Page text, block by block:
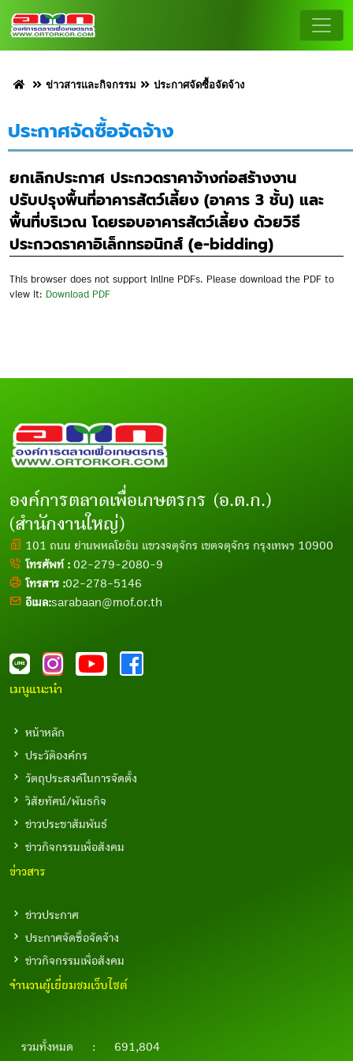
ข่าวสารและกิจกรรม ประกาศจัดซื้อจัดจ้าง
ประกาศจัดซื้อจัดจ้าง
ยกเลิกประกาศ ประกวดราคาจ้างก่อสร้างงาน
ปรับปรุงพื้นที่อาคารสัตว์เลี้ยง (อาคาร 3 ชั้น) และ
พื้นที่บริเวณ โดยรอบอาคารสัตว์เลี้ยง ด้วยวิธี
ประกวดราคาอิเล็กทรอนิกส์ (e-bidding)
This browser does not support inline PDFs. Please download the PDF to
view it: Download PDF
องค์การตลาดเพื่อเกษตรกร (อ.ต.ก.)
(สำนักงานใหญ่)
101 ถนน ย่านพหลโยธิน แขวงจตุจักร เขตจตุจักร กรุงเทพฯ 10900
โทรศัพท์ : 02-279-2080-9
โทรสาร :02-278-5146
อีเมล:sarabaan@mof.or.th
เมนูแนะนำ
หน้าหลัก
ประวัติองค์กร
วัตถุประสงค์ในการจัดตั้ง
วิสัยทัศน์/พันธกิจ
ข่าวประชาสัมพันธ์
ข่าวกิจกรรมเพื่อสังคม
ข่าวสาร
ข่าวประกาศ
ประกาศจัดซื้อจัดจ้าง
ข่าวกิจกรรมเพื่อสังคม
จำนวนผู้เยี่ยมชมเว็บไซต์
รวมทั้งหมด : 691,804